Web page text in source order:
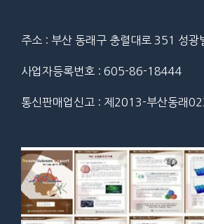
주소 : 부산 동래구 충렬대로 351 성광
사업자등록번호 : 605-86-18444
통신판매업신고 : 제2013-부산동래